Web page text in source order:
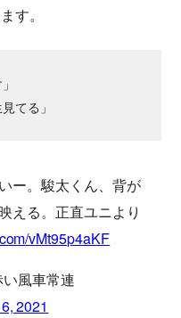
す。
てる」
ー。駿太くん、背が
える。正直ユニより
vMt95p4aKF
風車常連
2021